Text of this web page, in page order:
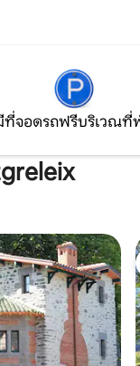
ที่จอดรถฟรีบริเวณที่